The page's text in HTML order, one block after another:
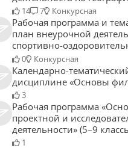
умений и навыков
использования
разнообразных
географических
знаний в
повседневной
жизни для
объяснения и
явлений и
процессов,
самостоятельного
14 7 Конкурсная
Рабочая программа и
план внеурочной
спортивно-
0 Конкурсная
Календарно-
дисциплине «Основы
3
Рабочая программа
проектной и
деятельности» (5–9
1